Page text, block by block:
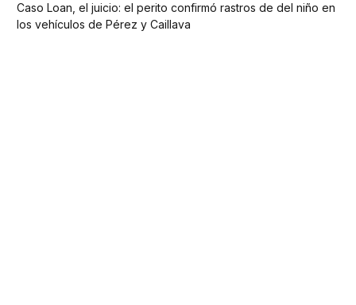
Caso Loan, el juicio: el perito confirmó rastros de del niño en
los vehículos de Pérez y Caillava